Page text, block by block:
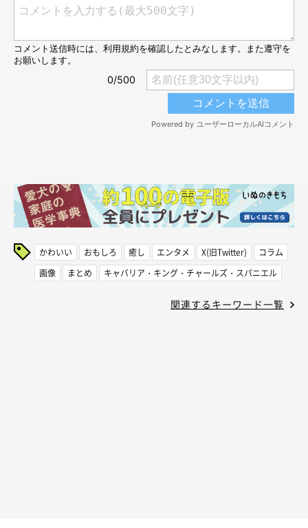
かわいい おもしろ 癒し エンタメ X(旧Twitter)
コラム
画像
まとめ キャバリア・キング・チャールズ・スパニエル
関連するキーワード一覧